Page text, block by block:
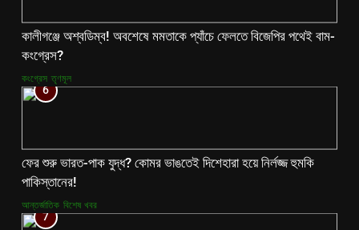
কালীগঞ্জে অশ্বডিম্ব! অবশেষে মমতাকে প্যাঁচে ফেলতে বিজেপির পথেই বাম-
কংগ্রেস?
কংগ্রেস তৃণমূল
6
ফের শুরু ভারত-পাক যুদ্ধ? কোমর ভাঙতেই দিশেহারা হয়ে নির্লজ্জ হুমকি
পাকিস্তানের!
আন্তর্জাতিক বিশেষ খবর
7